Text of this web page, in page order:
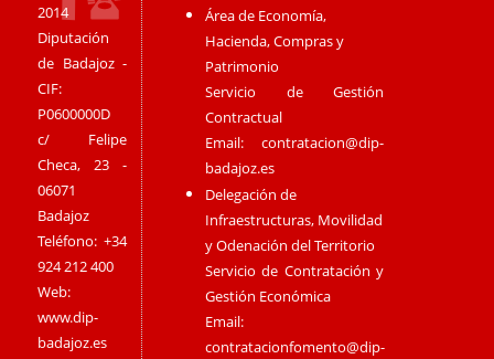
2014
Diputación
de Badajoz -
CIF:
P0600000D
c/ Felipe
Checa, 23 -
06071
Badajoz
Teléfono: +34
924 212 400
Web:
www.dip-
badajoz.es
Área de Economía,
Hacienda, Compras y
Patrimonio
Servicio de Gestión
Contractual
Email:contratacion@dip-
badajoz.es
Delegación de
Infraestructuras, Movilidad
y Odenación del Territorio
Servicio de Contratación y
Gestión Económica
Email:
contratacionfomento@dip-